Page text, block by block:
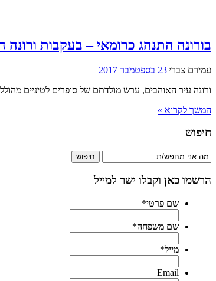
בורונה התנהג כרומאי – בעקבות ורונה
עמירם צברי|23 בספטמבר 2017
ורונה עיר האוהבים, ערש מולדתם של סופרים לטיניים
המשך לקרוא »
חיפוש
חיפוש
הרשמו כאן וקבלו ישר למייל
שם פרטי*
שם משפחה*
מייל*
Email